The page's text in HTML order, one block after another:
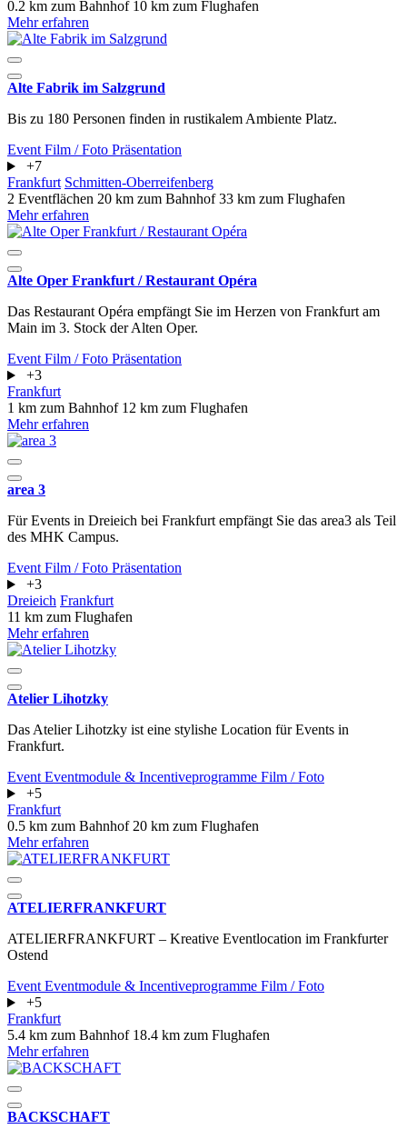
0.2 km zum Bahnhof 10 km zum Flughafen
Mehr erfahren
Alte Fabrik im Salzgrund
Bis zu 180 Personen finden in rustikalem Ambiente Platz.
Event Film / Foto Präsentation
+7
Frankfurt Schmitten-Oberreifenberg
2 Eventflächen 20 km zum Bahnhof33 km zum Flughafen
Mehr erfahren
Alte Oper Frankfurt / Restaurant Opéra
Das Restaurant Opéra empfängt Sie im Herzen von Frankfurt am
Main im 3. Stock der Alten Oper.
Event Film / Foto Präsentation
+3
Frankfurt
1 km zum Bahnhof 12 km zum Flughafen
Mehr erfahren
area 3
Für Events in Dreieich bei Frankfurt empfängt Sie das area3 als Teil
des MHK Campus.
Event Film / Foto Präsentation
+3
Dreieich Frankfurt
11 km zum Flughafen
Mehr erfahren
Atelier Lihotzky
Das Atelier Lihotzky ist eine stylishe Location für Events in
Frankfurt.
Event Eventmodule & Incentiveprogramme Film / Foto
+5
Frankfurt
0.5 km zum Bahnhof 20 km zum Flughafen
Mehr erfahren
ATELIERFRANKFURT
ATELIERFRANKFURT – Kreative Eventlocation im Frankfurter
Ostend
Event Eventmodule & Incentiveprogramme Film / Foto
+5
Frankfurt
5.4 km zum Bahnhof 18.4 km zum Flughafen
Mehr erfahren
BACKSCHAFT